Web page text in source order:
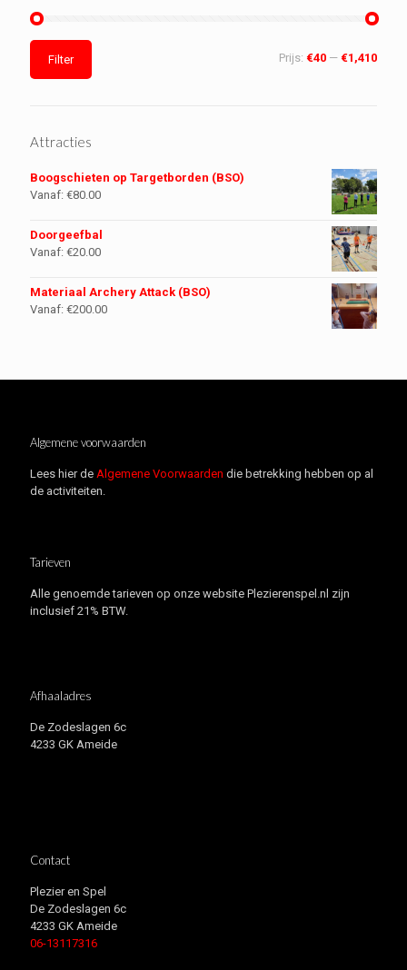
Filter Prijs: €40 — €1,410
Attracties
Boogschieten op Targetborden (BSO)
Vanaf: €80.00
Doorgeefbal
Vanaf: €20.00
Materiaal Archery Attack (BSO)
Vanaf: €200.00
Algemene voorwaarden
Lees hier de Algemene Voorwaarden die betrekking hebben op al
de activiteiten.
Tarieven
Alle genoemde tarieven op onze website Plezierenspel.nl zijn
inclusief 21% BTW.
Afhaaladres
De Zodeslagen 6c
4233 GK Ameide
Contact
Plezier en Spel
De Zodeslagen 6c
4233 GK Ameide
06-13117316